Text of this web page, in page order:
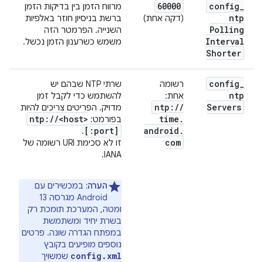
config_
ntp
Polling
Interval
Shorter
60000
(דקה אחת)
מרווח הזמן בין בדיקות הזמן
ברשת בניסיון חוזר באלפיות
השנייה. הפרמטר הזה
משמש כשרענון הזמן נכשל.
config_
ntp
Servers
רשומה
אחת:
ntp: //
time .
android .
com
שרתי NTP שבהם יש
להשתמש כדי לקבל זמן
מדויק. הפריטים צריכים להיות
בפורמט:
ntp: //<host>
[:port]
.
זו לא סכימת URI רשומה של
IANA.
הערה: במכשירים עם
Android מגרסה 13
ומטה, המערכת תומכת רק
בשרת יחיד ומשתמשת
במפתח הגדרה שונה. פרטים
נוספים מופיעים בקובץ
config.xml שמשויך